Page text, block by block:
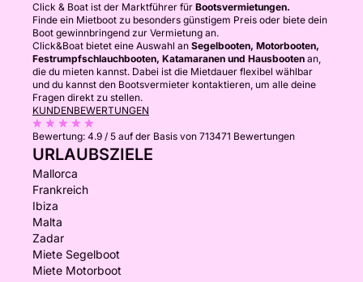
Click & Boat ist der Marktführer für Bootsvermietungen.
Finde ein Mietboot zu besonders günstigem Preis oder biete dein
Boot gewinnbringend zur Vermietung an.
Click&Boat bietet eine Auswahl an Segelbooten, Motorbooten,
Festrumpfschlauchbooten, Katamaranen und Hausbooten an,
die du mieten kannst. Dabei ist die Mietdauer flexibel wählbar
und du kannst den Bootsvermieter kontaktieren, um alle deine
Fragen direkt zu stellen.
KUNDENBEWERTUNGEN
Bewertung: 4.9 / 5 auf der Basis von 713471 Bewertungen
URLAUBSZIELE
Mallorca
Frankreich
Ibiza
Malta
Zadar
Miete Segelboot
Miete Motorboot